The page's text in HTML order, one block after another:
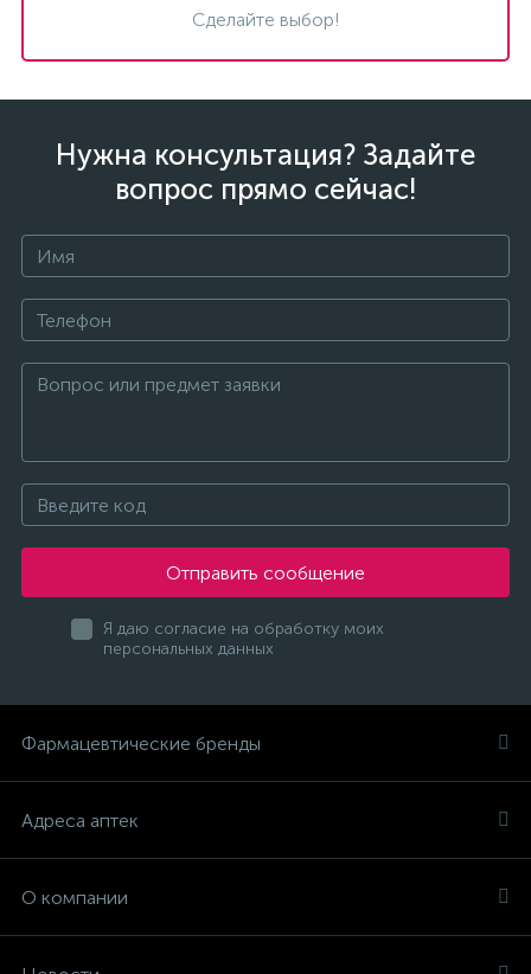
Сделайте выбор!
Нужна консультация? Задайте
вопрос прямо сейчас!
Отправить сообщение
Я даю согласие на обработку моих
персональных данных
Фармацевтические бренды
Адреса аптек
О компании